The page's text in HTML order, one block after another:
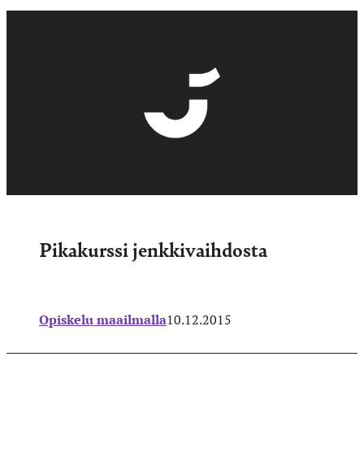
Pikakurssi jenkkivaihdosta
Opiskelu maailmalla10.12.2015